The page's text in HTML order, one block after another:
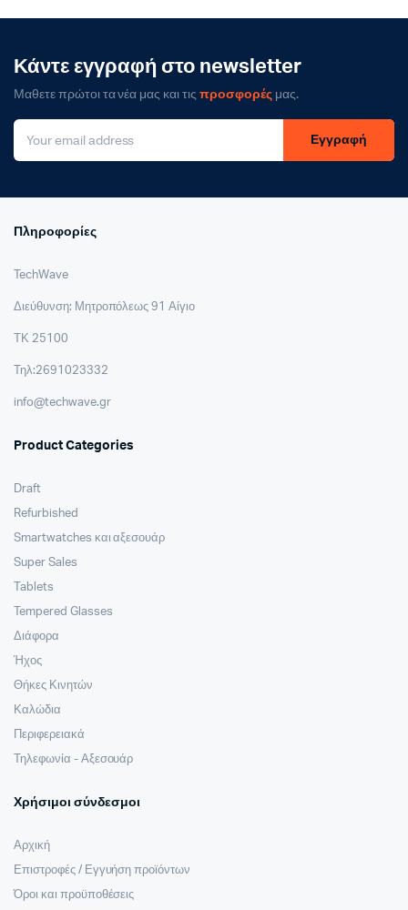
Κάντε εγγραφή στο newsletter
Μαθετε πρώτοι τα νέα μας και τιςπροσφορέςμας.
Εγγραφή
Πληροφορίες
TechWave
Διεύθυνση: Μητροπόλεως 91 Αίγιο
ΤΚ 25100
Τηλ:2691023332
info@techwave.gr
Product Categories
Draft
Refurbished
Smartwatches και αξεσουάρ
Super Sales
Tablets
Tempered Glasses
Διάφορα
Ήχος
Θήκες Κινητών
Καλώδια
Περιφερειακά
Τηλεφωνία - Αξεσουάρ
Χρήσιμοι σύνδεσμοι
Αρχική
Επιστροφές / Εγγυήση προϊόντων
Όροι και προϋποθέσεις